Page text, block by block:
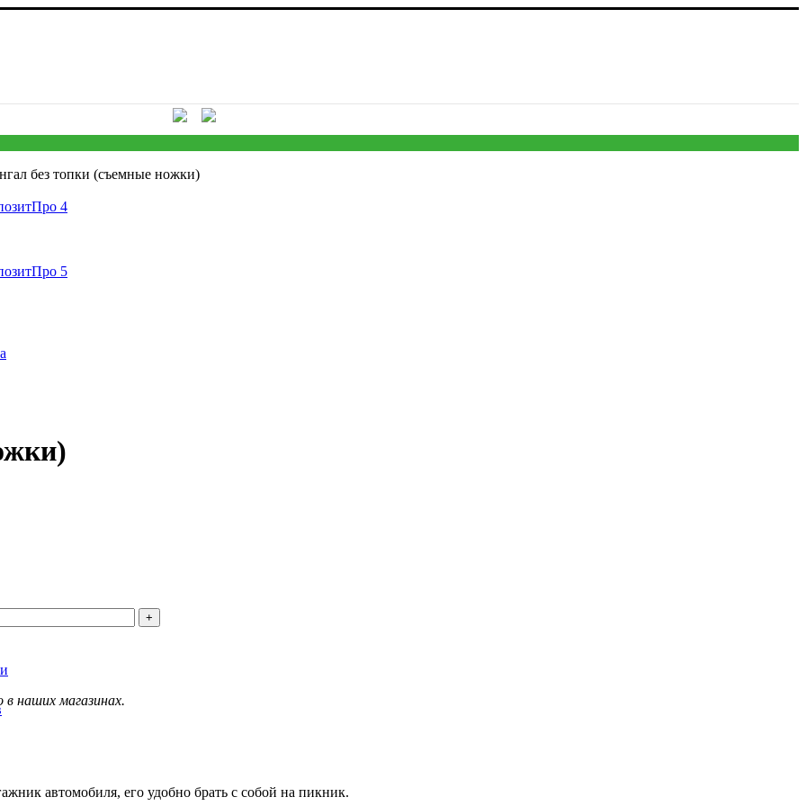
Скидки до 40 процентов! Звоните в любую погоду 55 - 15 - 20
без топки (съемные ножки)
наших магазинах.
автомобиля, его удобно брать с собой на пикник.